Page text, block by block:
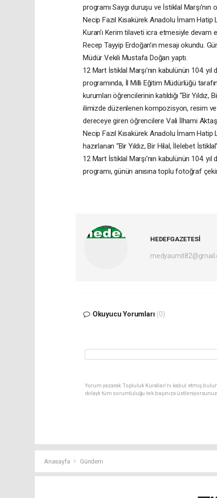
programı Saygı duruşu ve İstiklal Marşı’nın
Necip Fazıl Kısakürek Anadolu İmam
Kuran’ı Kerim tilaveti icra etmesiyle devam
Recep Tayyip Erdoğan’ın mesajı okundu.
Müdür Vekili Mustafa Doğan yaptı.
12 Mart İstiklal Marşı’nın kabulünün 104.
programında, İl Milli Eğitim Müdürlüğü
kurumları öğrencilerinin katıldığı “Bir
ilimizde düzenlenen kompozisyon, resim ve
dereceye giren öğrencilere Vali İlhami
Necip Fazıl Kısakürek Anadolu İmam
hazırlanan “Bir Yıldız, Bir Hilal, İlelebet
12 Mart İstiklal Marşı’nın kabulünün 104.
programı, günün anısına toplu fotoğraf
HEDEFGAZETESİ
Okuyucu Yorumları (0)
Yorum yazarak Topluluk Kuralları’nı kabul etmiş
dolaylı tüm sorumluluğu tek başınıza
Anasayfa Gündem